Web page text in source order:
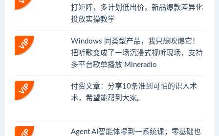
打矩阵，多计划低出价，新品爆款差异化
投放实操教学
Windows 同类型产品，我只想吹爆它！
把听歌变成了一场沉浸式视听现场，支持
多平台歌单播放 Mineradio
付费文章：分享10条准到可怕的识人术
术，希望能帮到大家。
Agent AI智能体零到一系统课；零基础也